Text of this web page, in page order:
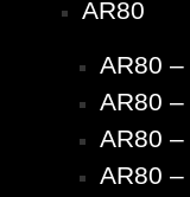
AR80
AR80
AR80
AR80
AR80